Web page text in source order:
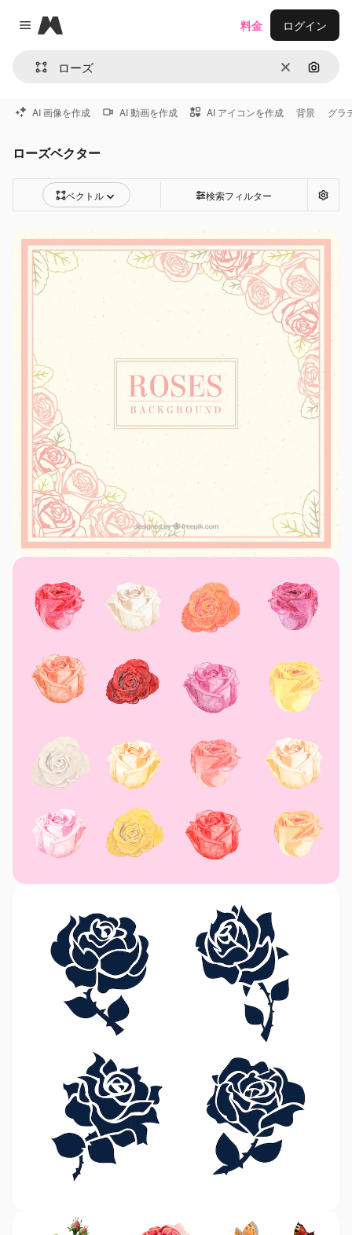
Close menu
Magnific
消去 画像で
料金 ログイン
AI 画像を作成 AI 動画を作成 AI アイコンを作成 背景 グラ
ローズベクター
ベクトル 検索フィルター